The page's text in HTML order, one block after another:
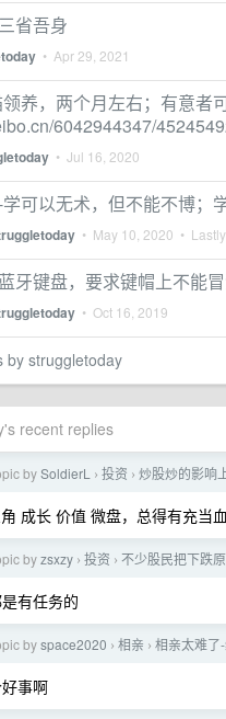
省吾身
• Apr 29, 2021
养，两个月左右；有意者
6042944347/
• Jul 16, 2020
可以无术，但不能不博；
• May 10, 2020 •
牙键盘，要求键帽上不能
• Oct 16, 2019
by struggletoday
recent replies
bySoldierL › 投资 › 炒股炒的影响
成长 价值 微盘，总得有充当
byzsxzy › 投资 › 不少股民把下跌
有任务的
byspace2020 › 相亲 › 相亲太难了
事啊